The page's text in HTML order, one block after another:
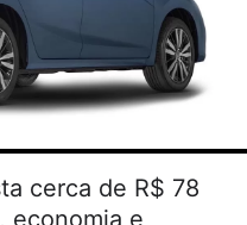
cerca de R$ 78
economia e